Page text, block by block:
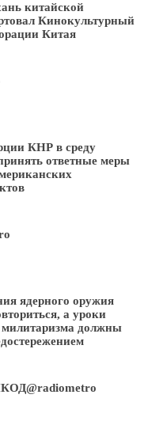
китайской
Кинокультурный
Китая
КНР в среду
ответные меры
ядерного оружия
а уроки
милитаризма должны